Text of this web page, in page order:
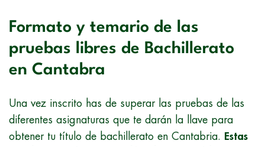
Formato y temario de las
pruebas libres de Bachillerato
en Cantabra
Una vez inscrito has de superar las pruebas de las
diferentes asignaturas que te darán la llave para
obtener tu título de bachillerato en Cantabria.
Estas